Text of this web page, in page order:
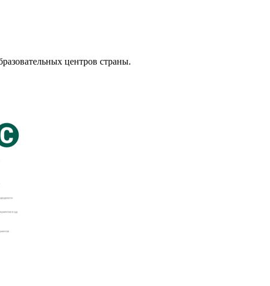
центров страны.